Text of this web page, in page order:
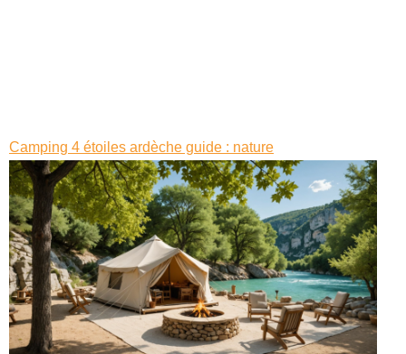
Camping 4 étoiles ardèche guide : nature